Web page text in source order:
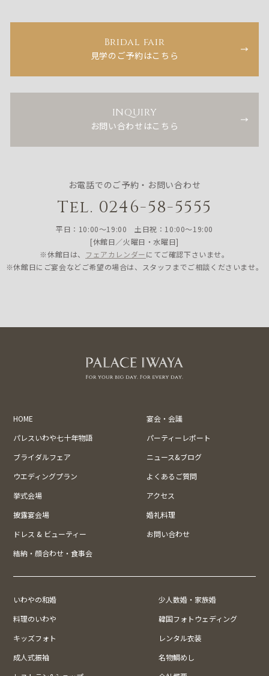
Bridal fair
見学のご予約はこちら
INQUIRY
お問い合わせはこちら
お電話でのご予約・お問い合わせ
Tel. 0246-58-5555
平日：10:00〜19:00 土日祝：10:00〜19:00
[休館日／火曜日・水曜日]
※休館日は、 フェアカレンダーにてご確認下さいませ。
※休館日にご宴会などご希望の場合は、スタッフまでご相談くださいませ。
HOME
宴会・会議
パレスいわや七十年物語
パーティーレポート
ブライダルフェア
ニュース&ブログ
ウエディングプラン
よくあるご質問
挙式会場
アクセス
披露宴会場
婚礼料理
ドレス & ビューティー
お問い合わせ
結納・顔合わせ・食事会
いわやの和婚
少人数婚・家族婚
料理のいわや
韓国フォトウェディング
キッズフォト
レンタル衣装
成人式振袖
名物鯛めし